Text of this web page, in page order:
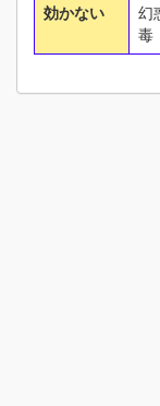
効かない